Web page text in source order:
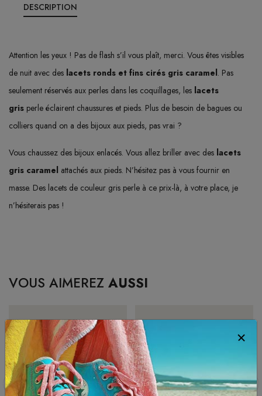
DESCRIPTION
Attention les yeux ! Pas de flash s’il vous plaît, merci. Vous êtes visibles
de nuit avec des lacets ronds et fins cirés gris caramel. Pas
seulement réservés aux perles dans les coquillages, les lacets
gris perle éclairent chaussures et pieds. Plus de besoin de bagues ou
colliers quand on a des bijoux aux pieds, pas vrai ?
Vous chaussez des bijoux enlacés. Vous allez briller avec des lacets
gris caramel attachés aux pieds. N’hésitez pas à vous fournir en
masse. Des lacets de couleur gris perle à ce prix-là, à votre place, je
n’hésiterais pas !
VOUS AIMEREZ AUSSI